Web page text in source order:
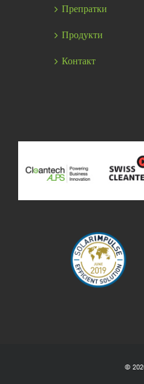
Препратки
Продукти
Контакт
©